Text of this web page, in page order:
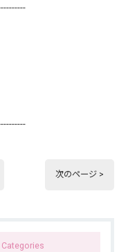
次のページ >
Categories